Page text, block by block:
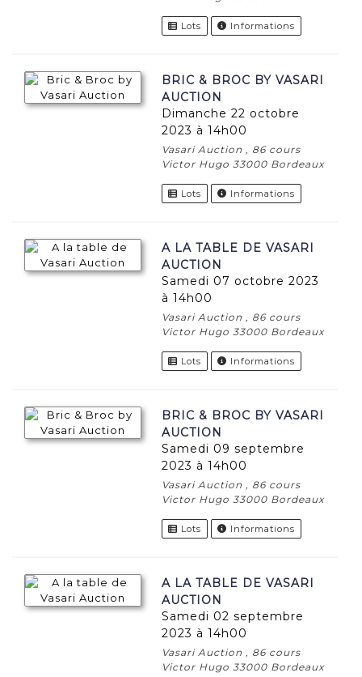
Lots Informations
BRIC & BROC BY VASARI
AUCTION
dimanche 22 octobre
2023 à 14h00
Vasari Auction , 86 cours
Victor Hugo 33000 Bordeaux
Lots Informations
A LA TABLE DE VASARI
AUCTION
samedi 07 octobre 2023
à 14h00
Vasari Auction , 86 cours
Victor Hugo 33000 Bordeaux
Lots Informations
BRIC & BROC BY VASARI
AUCTION
samedi 09 septembre
2023 à 14h00
Vasari Auction , 86 cours
Victor Hugo 33000 Bordeaux
Lots Informations
A LA TABLE DE VASARI
AUCTION
samedi 02 septembre
2023 à 14h00
Vasari Auction , 86 cours
Victor Hugo 33000 Bordeaux